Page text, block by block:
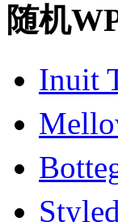
随机
Inuit